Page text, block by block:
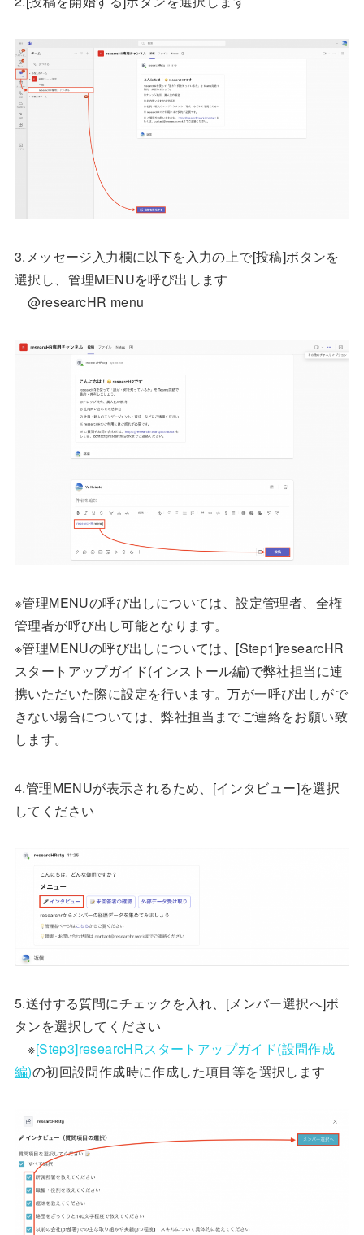
3.メッセージ入力欄に以下を入力の上で[投稿]ボタンを
選択し、管理MENUを呼び出します
@researcHR menu
※管理MENUの呼び出しについては、設定管理者、全権
管理者が呼び出し可能となります。
※管理MENUの呼び出しについては、[Step1]researcHR
スタートアップガイド(インストール編)で弊社担当に連
携いただいた際に設定を行います。万が一呼び出しがで
きない場合については、弊社担当までご連絡をお願い致
します。
4.管理MENUが表示されるため、[インタビュー]を選択
してください
5.送付する質問にチェックを入れ、[メンバー選択へ]ボ
タンを選択してください
※[Step3]researcHRスタートアップガイド(設問作成
編)の初回設問作成時に作成した項目等を選択します